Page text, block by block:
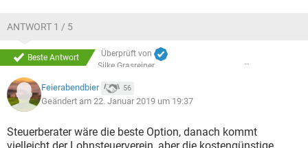
ANTWORT 1 / 5
Beste Antwort
Überprüft von
Silke Grasreiner
Feierabendbier 56
Geändert am 22. Januar 2019 um 19:37
Steuerberater wäre die beste Option, danach kommt